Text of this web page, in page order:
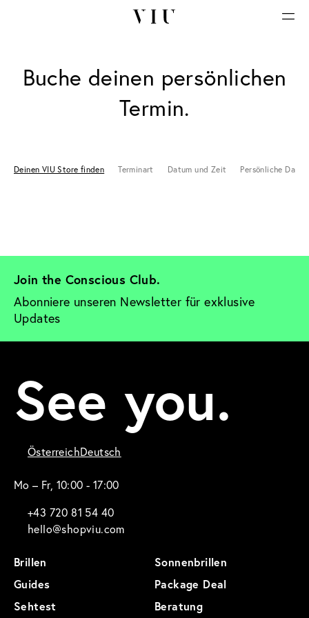
Buche deinen persönlichen
Termin.
Deinen VIU Store finden Terminart Datum und Zeit Persönliche Daten
Join the Conscious Club.
Abonniere unseren Newsletter für exklusive
Updates
See you.
ÖsterreichDeutsch
Mo – Fr, 10:00 - 17:00
+43 720 81 54 40
hello@shopviu.com
Brillen
Sonnenbrillen
Guides
Package Deal
Sehtest
Beratung